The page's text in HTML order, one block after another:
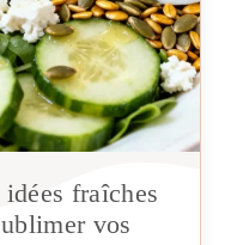
fraîches
vos